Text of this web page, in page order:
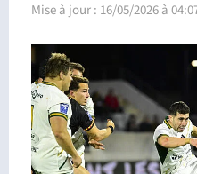
Mise à jour : 16/05/2026 à